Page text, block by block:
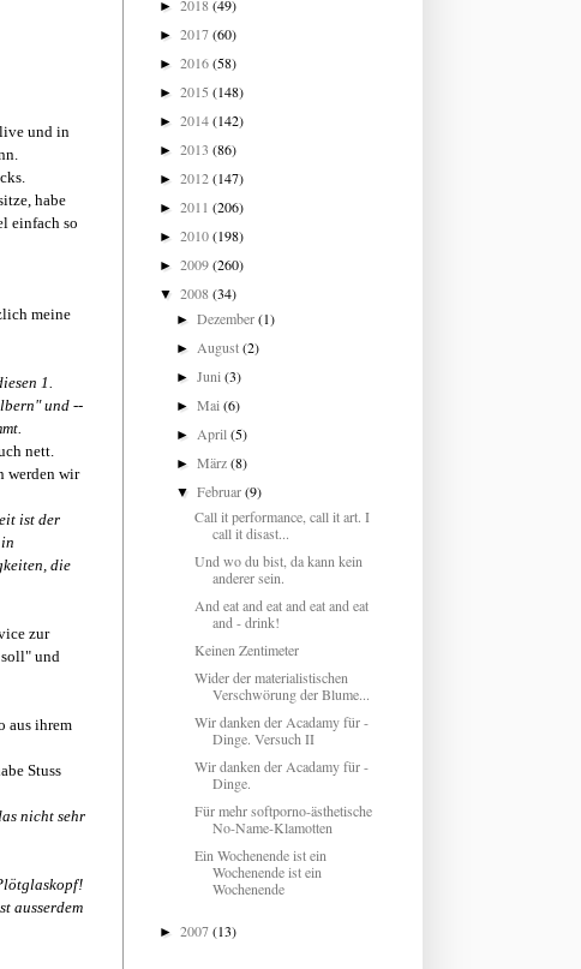
und in
habe
einfach so
meine
1.
und --
nett.
werden wir
ist der
die
zur
und
aus ihrem
Stuss
nicht sehr
ausserdem
► 2018(49)
► 2017(60)
► 2016(58)
► 2015 (148)
► 2014(142)
► 2013 (86)
► 2012(147)
► 2011 (206)
► 2010(198)
► 2009(260)
▼ 2008(34)
►Dezember(1)
►August(2)
►Juni(3)
►Mai(6)
►April(5)
►März(8)
▼Februar(9)
Call it performance, call it art. I
call it disast...
Und wo du bist, da kann kein
anderer sein.
And eat and eat and eat and eat
and - drink!
Keinen Zentimeter
Wider der materialistischen
Verschwörung der Blume...
Wir danken der Acadamy für -
Dinge. Versuch II
Wir danken der Acadamy für -
Dinge.
Für mehr softporno-ästhetische
No-Name-Klamotten
Ein Wochenende ist ein
Wochenende ist ein
Wochenende
► 2007(13)